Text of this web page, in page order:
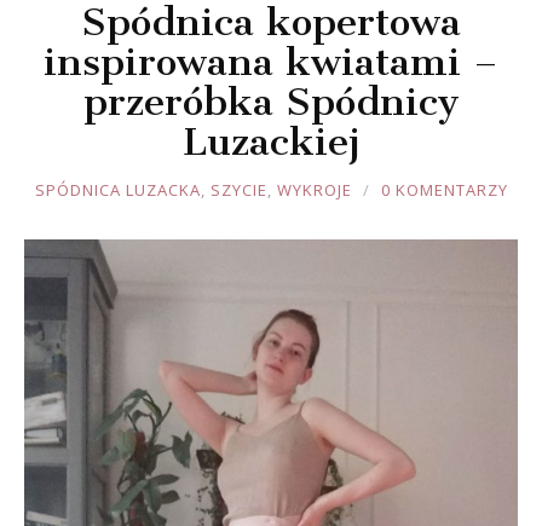
Spódnica kopertowa
inspirowana kwiatami –
przeróbka Spódnicy
Luzackiej
JOULE
SPÓDNICA LUZACKA, SZYCIE, WYKROJE 0 KOMENTARZY